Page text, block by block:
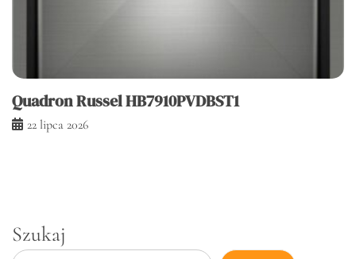
Quadron Russel HB7910PVDBST1
22 lipca 2026
Szukaj